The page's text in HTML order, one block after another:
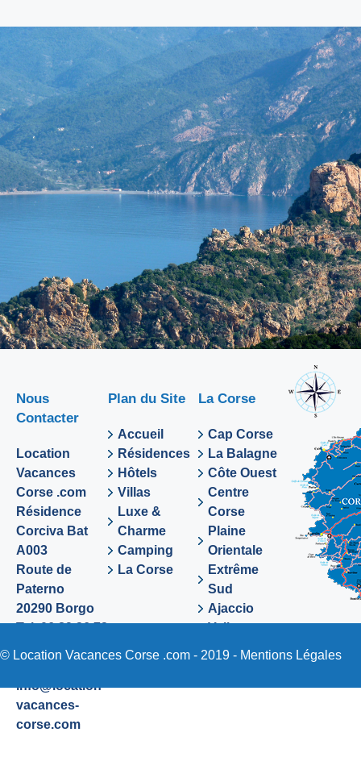
Nous
Contacter
Location
Vacances
Corse .com
Résidence
Corciva Bat
A003
Route de
Paterno
20290 Borgo
Tel. 06 89 36 72
info@location-
vacances-
corse.com
Plan du Site
Accueil
Résidences
Hôtels
Villas
Luxe &
Charme
Camping
La Corse
La Corse
Cap Corse
La Balagne
Côte Ouest
Centre
Corse
Plaine
Orientale
Extrême
Sud
Ajaccio
Valinco
Sartene
© Location Vacances Corse .com - 2019 - Mentions Légales